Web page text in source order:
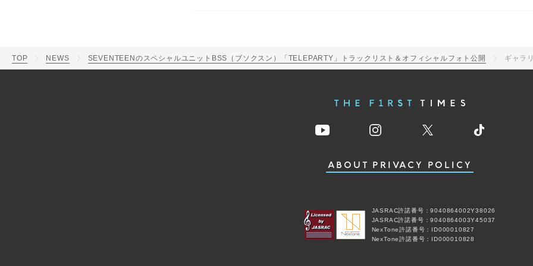
TOP NEWS SEVENTEENのスペシャルユニットBSS（ブソクスン）「TELEPARTY」トラックリスト＆オフィシャルフォト公開 ギャラ
ABOUT PRIVACY POLICY
JASRAC許諾番号：9040864002Y38026
JASRAC許諾番号：9040864003Y45037
NexTone許諾番号：ID000010827
NexTone許諾番号：ID000010828